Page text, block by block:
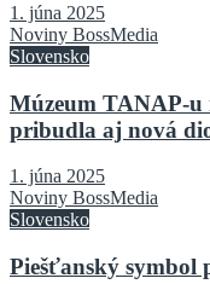
1. júna 2025
Noviny BossMedia
Slovensko
Múzeum TANAP-u
pribudla aj nová
1. júna 2025
Noviny BossMedia
Slovensko
Piešťanský symbol